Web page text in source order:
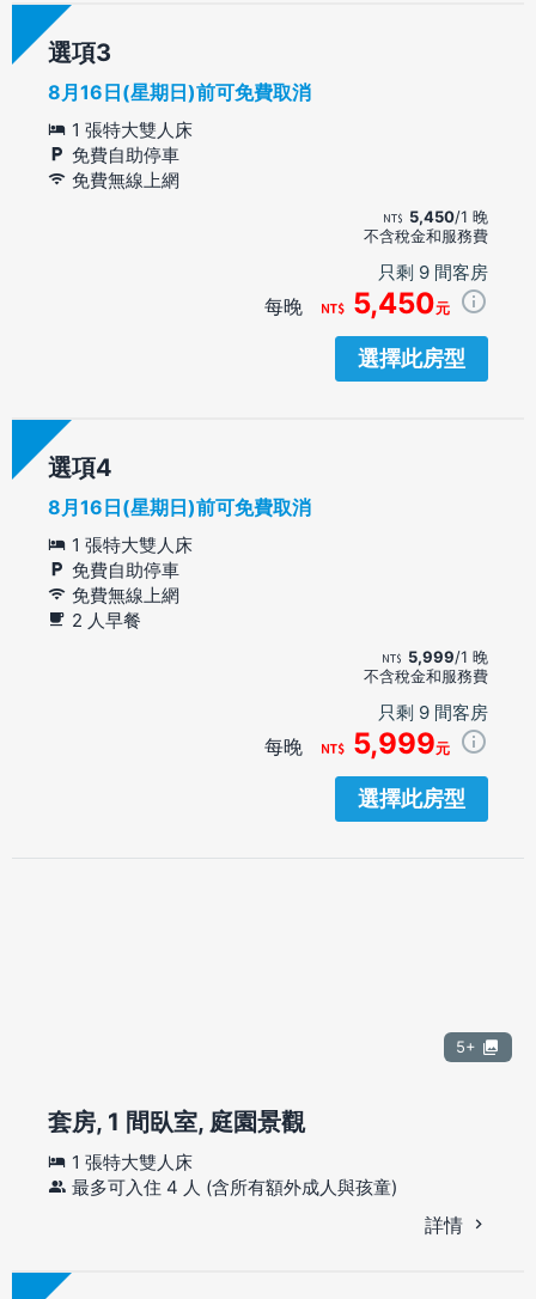
選項
8月16日(星期日)前可免費取消
1 張特大雙人床
免費自助停車
免費無線上網
5,450/1 晚
不含稅金和服務費
只剩 9 間客房
每晚 5,450元
選擇此房型
選項
8月16日(星期日)前可免費取消
1 張特大雙人床
免費自助停車
免費無線上網
2 人早餐
5,999/1 晚
不含稅金和服務費
只剩 9 間客房
每晚 5,999元
選擇此房型
5+
套房, 1 間臥室, 庭園景觀
1 張特大雙人床
最多可入住 4 人 (含所有額外成人與孩童)
詳情